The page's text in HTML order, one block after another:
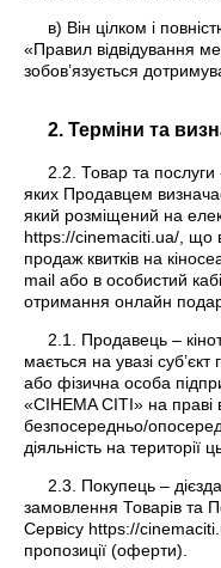
в) Він цілком і
«Правил відвідування
зобов’язується
2. Терміни та
2.2. Товар та
яких Продавцем
який розміщений на
https://cinemaciti.ua/, що
продаж квитків на
mail або в особистий
отримання онлайн
2.1. Продавець –
мається на увазі
або фізична особа
«CIНEMA СІТІ» на праві
безпосередньо/
діяльність на території
2.3. Покупець –
замовлення Товарів та
Сервісу https://
пропозиції (оферти).